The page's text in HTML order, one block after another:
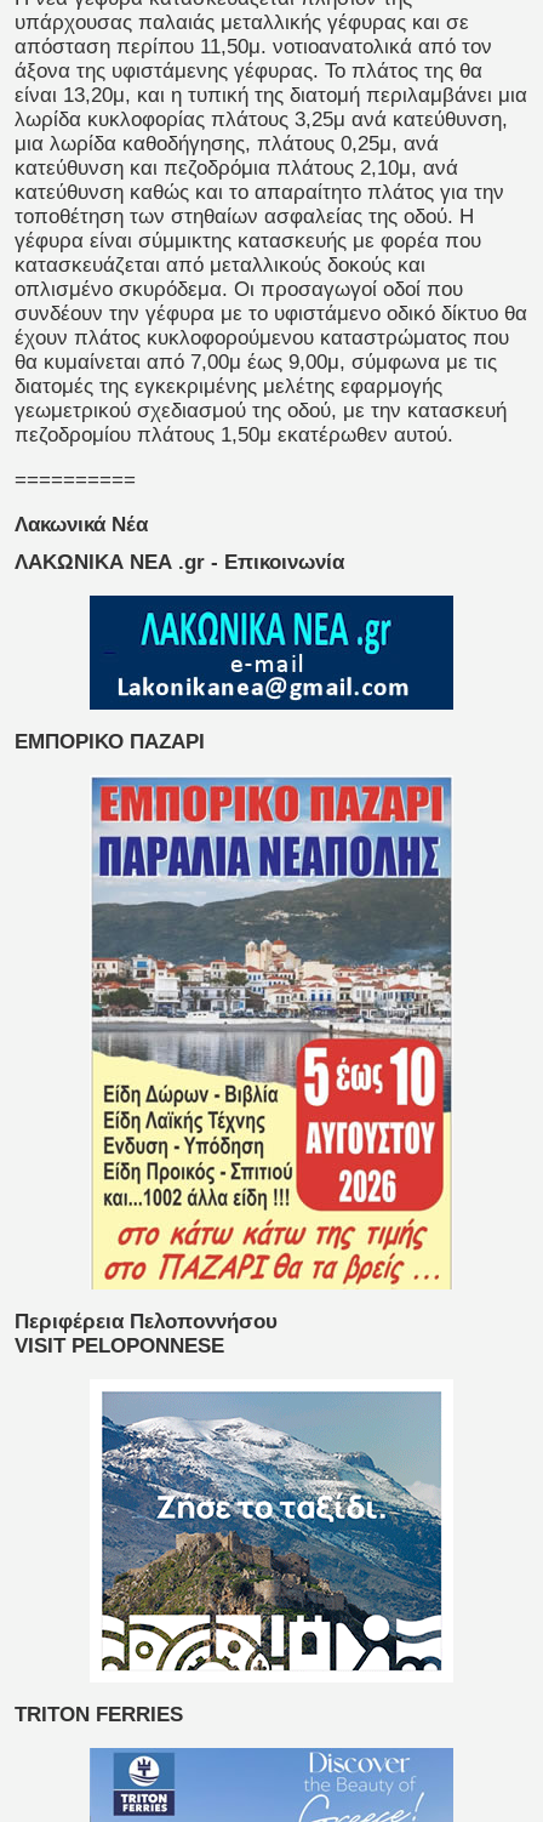
υπάρχουσας παλαιάς μεταλλικής γέφυρας και σε
απόσταση περίπου 11,50μ. νοτιοανατολικά από τον
άξονα της υφιστάμενης γέφυρας. Το πλάτος της θα
είναι 13,20μ, και η τυπική της διατομή περιλαμβάνει μια
λωρίδα κυκλοφορίας πλάτους 3,25μ ανά κατεύθυνση,
μια λωρίδα καθοδήγησης, πλάτους 0,25μ, ανά
κατεύθυνση και πεζοδρόμια πλάτους 2,10μ, ανά
κατεύθυνση καθώς και το απαραίτητο πλάτος για την
τοποθέτηση των στηθαίων ασφαλείας της οδού. Η
γέφυρα είναι σύμμικτης κατασκευής με φορέα που
κατασκευάζεται από μεταλλικούς δοκούς και
οπλισμένο σκυρόδεμα. Οι προσαγωγοί οδοί που
συνδέουν την γέφυρα με το υφιστάμενο οδικό δίκτυο θα
έχουν πλάτος κυκλοφορούμενου καταστρώματος που
θα κυμαίνεται από 7,00μ έως 9,00μ, σύμφωνα με τις
διατομές της εγκεκριμένης μελέτης εφαρμογής
γεωμετρικού σχεδιασμού της οδού, με την κατασκευή
πεζοδρομίου πλάτους 1,50μ εκατέρωθεν αυτού.
==========
Λακωνικά Νέα
ΛΑΚΩΝΙΚΑ ΝΕΑ .gr - Επικοινωνία
ΕΜΠΟΡΙΚΟ ΠΑΖΑΡΙ
Περιφέρεια Πελοποννήσου
VISIT PELOPONNESE
TRITON FERRIES